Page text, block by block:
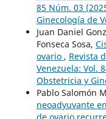
85 Núm. 03
Ginecología de
Juan Daniel
Fonseca Sosa,
ovario , Revista
Venezuela: Vol.
Obstetricia y
Pablo Salomón
neoadyuvante
de ovario